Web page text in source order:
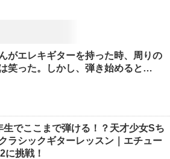
がエレキギターを持った時、周りの
笑った。しかし、弾き始めると…
生でここまで弾ける！？天才少女Sち
ラシックギターレッスン｜エチュー
に挑戦！